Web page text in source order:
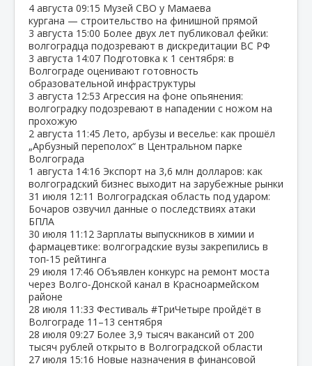
4 августа 09:15 Музей СВО у Мамаева
кургана — строительство на финишной прямой
3 августа 15:00 Более двух лет публиковал фейки:
волгоградца подозревают в дискредитации ВС РФ
3 августа 14:07 Подготовка к 1 сентября: в
Волгограде оценивают готовность
образовательной инфраструктуры
3 августа 12:53 Агрессия на фоне опьянения:
волгоградку подозревают в нападении с ножом на
прохожую
2 августа 11:45 Лето, арбузы и веселье: как прошёл
„Арбузный переполох“ в Центральном парке
Волгограда
1 августа 14:16 Экспорт на 3,6 млн долларов: как
волгоградский бизнес выходит на зарубежные рынки
31 июля 12:11 Волгоградская область под ударом:
Бочаров озвучил данные о последствиях атаки
БПЛА
30 июля 11:12 Зарплаты выпускников в химии и
фармацевтике: волгоградские вузы закрепились в
топ‑15 рейтинга
29 июля 17:46 Объявлен конкурс на ремонт моста
через Волго‑Донской канал в Красноармейском
районе
28 июля 11:33 Фестиваль #ТриЧетыре пройдёт в
Волгограде 11–13 сентября
28 июля 09:27 Более 3,9 тысяч вакансий от 200
тысяч рублей открыто в Волгоградской области
27 июля 15:16 Новые назначения в финансовой